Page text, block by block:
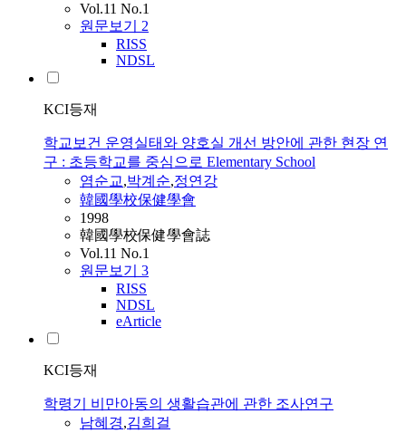
Vol.11 No.1
원문보기 2
RISS
NDSL
KCI등재
학교보건 운영실태와 양호실 개선 방안에 관한 현장 연
구 : 초등학교를 중심으로 Elementary School
염순교,박계순,정연강
韓國學校保健學會
1998
韓國學校保健學會誌
Vol.11 No.1
원문보기 3
RISS
NDSL
eArticle
KCI등재
학령기 비만아동의 생활습관에 관한 조사연구
남혜경,김희걸